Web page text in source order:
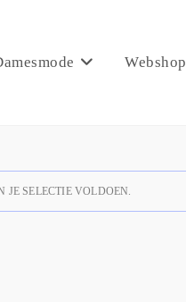
Webshop
JE SELECTIE VOLDOEN.